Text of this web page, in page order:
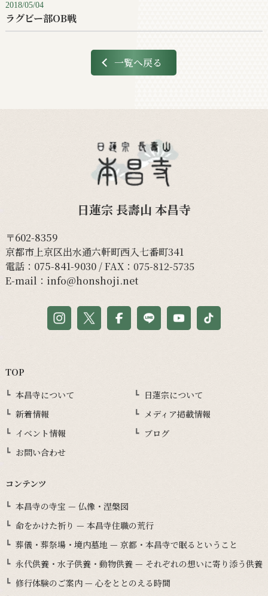
2018/05/04
ラグビー部OB戦
一覧へ戻る
日蓮宗 長壽山 本昌寺
〒602-8359
京都市上京区出水通六軒町西入七番町341
電話： 075-841-9030/ FAX：075-812-5735
E-mail： info@honshoji.net
TOP
本昌寺について
日蓮宗について
新着情報
メディア掲載情報
イベント情報
ブログ
お問い合わせ
コンテンツ
本昌寺の寺宝 — 仏像・涅槃図
命をかけた祈り — 本昌寺住職の荒行
葬儀・葬祭場・境内墓地 — 京都・本昌寺で眠るということ
永代供養・水子供養・動物供養 — それぞれの想いに寄り添う供養
修行体験のご案内 — 心をととのえる時間